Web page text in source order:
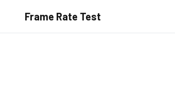
Frame Rate Test